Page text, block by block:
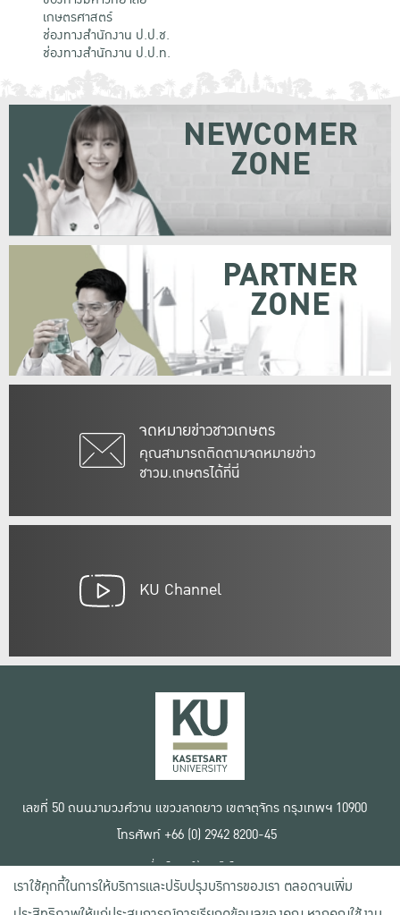
เกษตรศาสตร์
ช่องทางสำนักงาน ป.ป.ช.
ช่องทางสำนักงาน ป.ป.ท.
จดหมายข่าวชาวเกษตร
คุณสามารถติดตามจดหมายข่าว
ชาวม.เกษตรได้ที่นี่
NEWCOMER
ZONE
PARTNER
ZONE
KU Channel
เลขที่ 50 ถนนงามวงศ์วาน แขวงลาดยาว เขตจตุจักร กรุงเทพฯ 10900
โทรศัพท์ +66 (0) 2942 8200-45
เงื่อนไขการใช้งานเว็บไซต์
ข้อตกลงด้านสิทธิ์ใช้งาน
นโยบายความเป็นส่วนตัว
เราใช้คุกกี้ในการให้บริการและปรับปรุงบริการของเรา ตลอดจนเพิ่ม